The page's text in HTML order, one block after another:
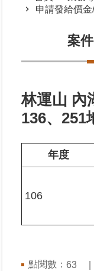
機
告
資
訊
務
區
詢
申請發給價
案
林運山 內
136、251
年度
106
點閱數： 63